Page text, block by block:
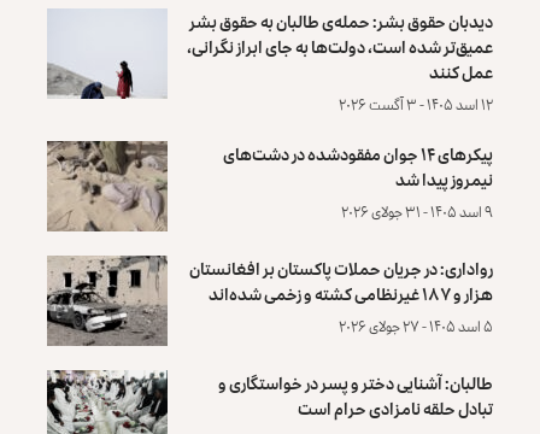
دیدبان حقوق بشر: حمله‌ی طالبان به حقوق بشر
عمیق‌تر شده است، دولت‌ها به جای ابراز نگرانی،
عمل کنند
۱۲ اسد ۱۴۰۵ - ۳ آگست ۲۰۲۶
پیکرهای ۱۴ جوان مفقودشده در دشت‌های
نیمروز پیدا شد
۹ اسد ۱۴۰۵ - ۳۱ جولای ۲۰۲۶
رواداری: در جریان حملات پاکستان بر افغانستان
هزار و ۱۸۷ غیرنظامی کشته و زخمی شده‌اند
۵ اسد ۱۴۰۵ - ۲۷ جولای ۲۰۲۶
طالبان: آشنایی دختر و پسر در خواستگاری و
تبادل حلقه نامزادی حرام است